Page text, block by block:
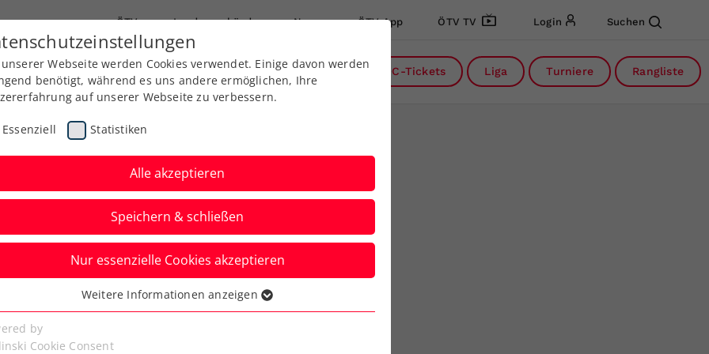
ÖTV Landesverbände News ÖTV App ÖTV TV Login Suchen
Ausbildung Services Über uns Kreise DC-Tickets Liga Turniere Rangliste
und
für Olympia
Webseite werden Cookies verwendet. Einige davon werden
benötigt, während es uns andere ermöglichen, Ihre
auf unserer Webseite zu verbessern.
Essenziell Statistiken
Alle akzeptieren
Speichern & schließen
Nur essenzielle Cookies akzeptieren
Cookies werden für grundlegende Funktionen der
benötigt. Dadurch ist gewährleistet, dass die Webseite
Weitere Informationen anzeigen
by
Cookie Consent